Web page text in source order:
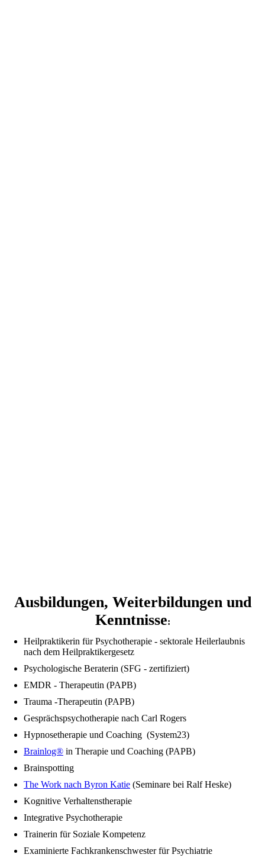
Ausbildungen, Weiterbildungen und
Kenntnisse:
Heilpraktikerin für Psychotherapie - sektorale Heilerlaubnis
nach dem Heilpraktikergesetz
Psychologische Beraterin (SFG - zertifiziert)
EMDR - Therapeutin (PAPB)
Trauma -Therapeutin (PAPB)
Gesprächspsychotherapie nach Carl Rogers
Hypnosetherapie und Coaching (System23)
Brainlog® in Therapie und Coaching (PAPB)
Brainspotting
The Work nach Byron Katie (Seminare bei Ralf Heske)
Kognitive Verhaltenstherapie
Integrative Psychotherapie
Trainerin für Soziale Kompetenz
Examinierte Fachkrankenschwester für Psychiatrie